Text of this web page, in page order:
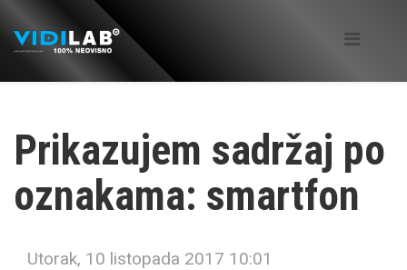
Prikazujem sadržaj po
oznakama: smartfon
Utorak, 10 listopada 2017 10:01